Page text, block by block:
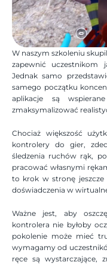
W naszym szkoleniu
zapewnić uczestnikom
Jednak samo
samego początku
aplikacje są
zmaksymalizować
Chociaż większość
kontrolery do gier,
śledzenia ruchów rąk,
pracować własnymi
to krok w stronę jeszcze
doświadczenia w
Ważne jest, aby
kontrolera nie byłoby
pokolenie może mieć
wymagamy od
ręce są wystarczające,